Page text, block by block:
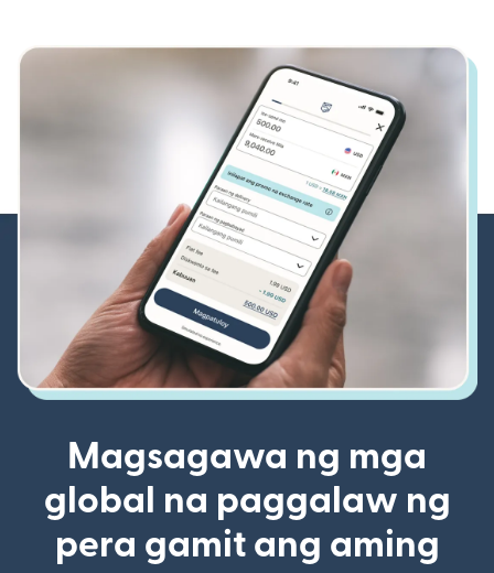
Magsagawa ng mga
global na paggalaw ng
pera gamit ang aming